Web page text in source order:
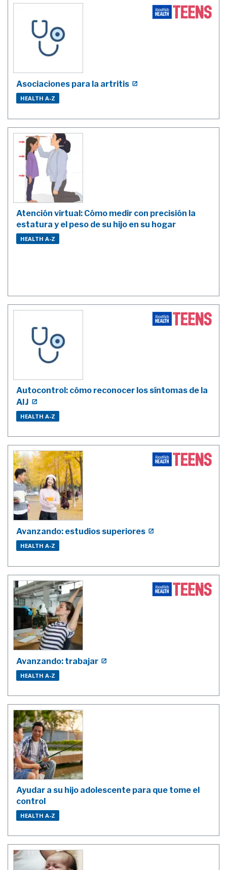
Asociaciones para la artritis
HEALTH A-Z
Atención virtual: Cómo medir con precisión la
estatura y el peso de su hijo en su hogar
HEALTH A-Z
Autocontrol: cómo reconocer los síntomas de la
AIJ
HEALTH A-Z
Avanzando: estudios superiores
HEALTH A-Z
Avanzando: trabajar
HEALTH A-Z
Ayudar a su hijo adolescente para que tome el
control
HEALTH A-Z